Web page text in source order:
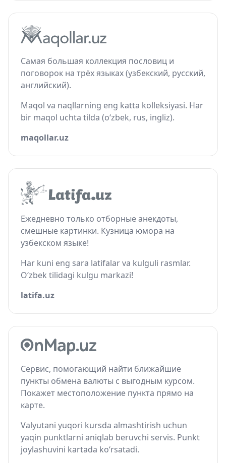
Самая большая коллекция пословиц и
поговорок на трёх языках (узбекский, русский,
английский).
Maqol va naqllarning eng katta kolleksiyasi. Har
bir maqol uchta tilda (o‘zbek, rus, ingliz).
maqollar.uz
Ежедневно только отборные анекдоты,
смешные картинки. Кузница юмора на
узбекском языке!
Har kuni eng sara latifalar va kulguli rasmlar.
O‘zbek tilidagi kulgu markazi!
latifa.uz
Сервис, помогающий найти ближайшие
пункты обмена валюты с выгодным курсом.
Покажет местоположение пункта прямо на
карте.
Valyutani yuqori kursda almashtirish uchun
yaqin punktlarni aniqlab beruvchi servis. Punkt
joylashuvini kartada ko‘rsatadi.